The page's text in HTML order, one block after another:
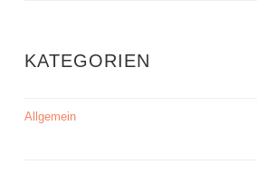
KATEGORIEN
Allgemein